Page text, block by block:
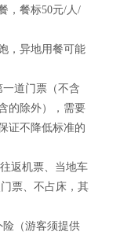
，餐标50元/人/
，异地用餐可能
道门票（不含
的除外），需要
证不降低标准的
返机票、当地车
票、不占床，其
（游客须提供